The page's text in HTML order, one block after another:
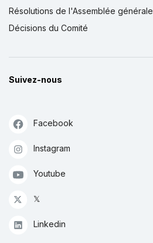
Résolutions de l'Assemblée générale
Décisions du Comité
Suivez-nous
Facebook
Instagram
Youtube
𝕏
Linkedin